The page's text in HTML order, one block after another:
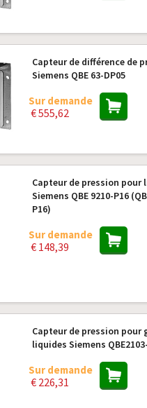
Capteur de différence de
Siemens QBE 63-DP05
Sur demande
€ 555,62
Capteur de pression pour
Siemens QBE 9210-P16
P16)
Sur demande
€ 148,39
Capteur de pression pour
liquides Siemens
Sur demande
€ 226,31